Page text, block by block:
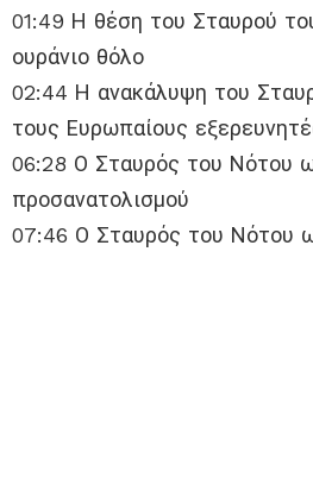
01:49 Η θέση του Σταυρού
ουράνιο θόλο
02:44 Η ανακάλυψη του
τους Ευρωπαίους
06:28 Ο Σταυρός του Νότου
προσανατολισμού
07:46 Ο Σταυρός του Νότου